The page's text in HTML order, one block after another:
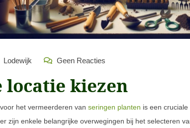
Lodewijk Geen Reacties
locatie kiezen
het vermeerderen van seringen planten is een
zijn enkele belangrijke overwegingen bij het selecteren